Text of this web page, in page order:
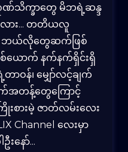
ဏ်သိက္ခာတွေ မိဘရဲ့ဆန္ဒ
ား... တတိယလူ
ာ ဘယ်လိုတွေဆက်ဖြစ်
ယောက် နက်နက်ရှိင်းရှိ
ာဝန်၊ မျှော်လင့်ချက်
အတန့်တွေကြောင့်
းစားမဲ့ ဇာတ်လမ်းလေး
Channel လေးမှာ
နော်...